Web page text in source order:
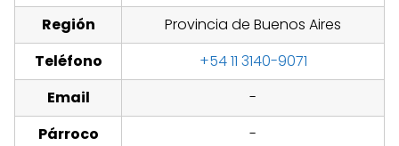
Región
Provincia de Buenos Aires
Teléfono
+54 11 3140-9071
Email
-
Párroco
-